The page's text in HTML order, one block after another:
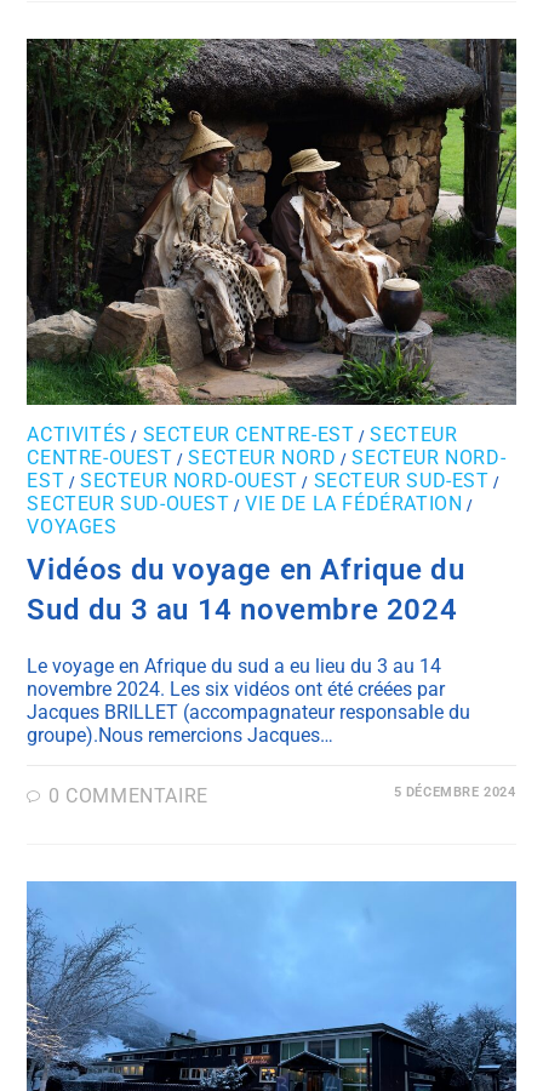
ACTIVITÉS / SECTEUR CENTRE-EST /SECTEUR
CENTRE-OUEST /SECTEUR NORD /SECTEUR NORD-
EST /SECTEUR NORD-OUEST / SECTEUR SUD-EST /
SECTEUR SUD-OUEST / VIE DE LA FÉDÉRATION /
VOYAGES
Vidéos du voyage en Afrique du
Sud du 3 au 14 novembre 2024
Le voyage en Afrique du sud a eu lieu du 3 au 14
novembre 2024. Les six vidéos ont été créées par
Jacques BRILLET (accompagnateur responsable du
groupe).Nous remercions Jacques…
0 COMMENTAIRE 5 DÉCEMBRE 2024